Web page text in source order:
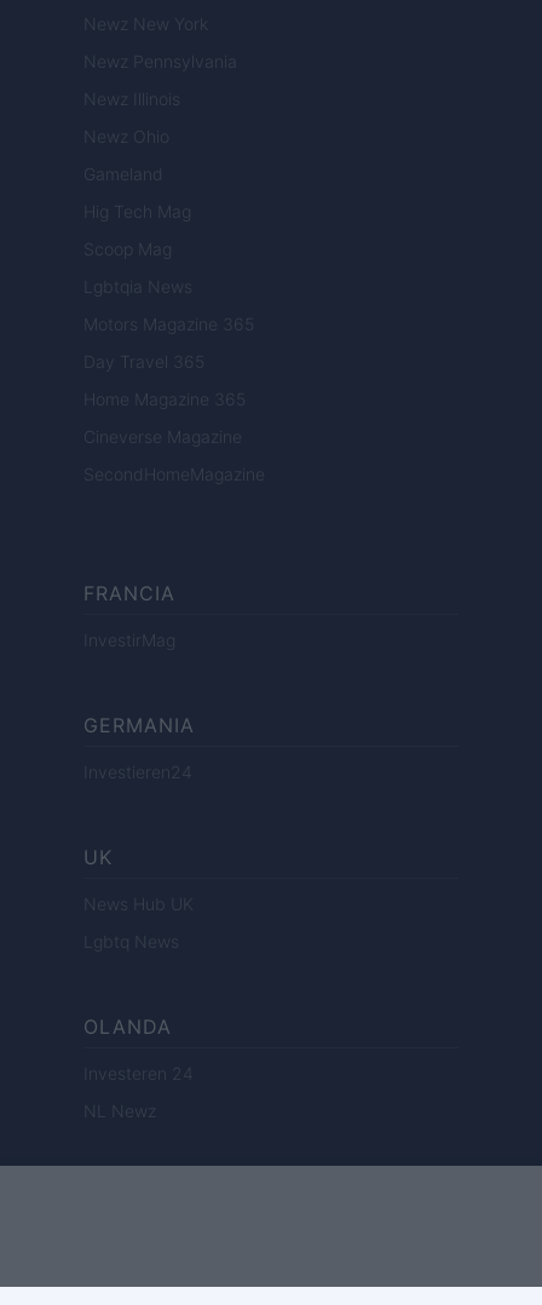
Newz New York
Newz Pennsylvania
Newz Illinois
Newz Ohio
Gameland
Hig Tech Mag
Scoop Mag
Lgbtqia News
Motors Magazine 365
Day Travel 365
Home Magazine 365
Cineverse Magazine
SecondHomeMagazine
FRANCIA
InvestirMag
GERMANIA
Investieren24
UK
News Hub UK
Lgbtq News
OLANDA
Investeren 24
NL Newz